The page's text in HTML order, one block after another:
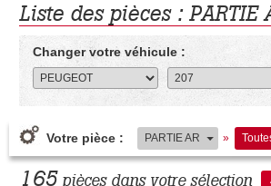
Liste des pièces : PARTIE
Changer votre véhicule :
Votre pièce : PARTIE AR »
165 pièces dans votre sélection